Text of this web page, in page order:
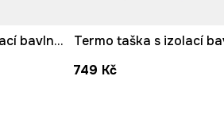
Termo taška s izolací bavlněná
749 Kč